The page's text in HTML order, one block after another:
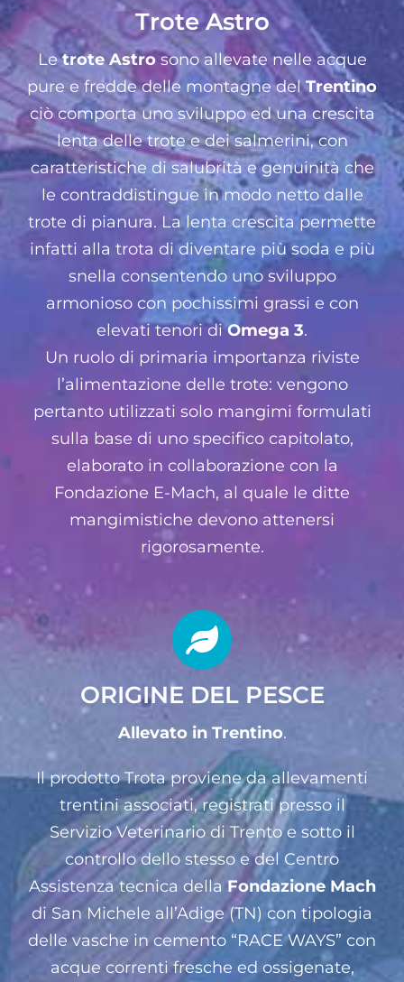
Trote Astro
Letrote Astrosono allevate nelle acque
pure e fredde delle montagne delTrentino
ciò comporta uno sviluppo ed una crescita
lenta delle trote e dei salmerini, con
caratteristiche di salubrità e genuinità che
le contraddistingue in modo netto dalle
trote di pianura. La lenta crescita permette
infatti alla trota di diventare più soda e più
snella consentendo uno sviluppo
armonioso con pochissimi grassi e con
elevati tenori diOmega 3.
Un ruolo di primaria importanza riviste
l’alimentazione delle trote: vengono
pertanto utilizzati solo mangimi formulati
sulla base di uno specifico capitolato,
elaborato in collaborazione con la
Fondazione E-Mach, al quale le ditte
mangimistiche devono attenersi
rigorosamente.
ORIGINE DEL PESCE
Allevato in Trentino.
Il prodotto Trota proviene da allevamenti
trentini associati, registrati presso il
Servizio Veterinario di Trento e sotto il
controllo dello stesso e del Centro
Assistenza tecnica dellaFondazione Mach
di San Michele all’Adige (TN) con tipologia
delle vasche in cemento “RACE WAYS” con
acque correnti fresche ed ossigenate,